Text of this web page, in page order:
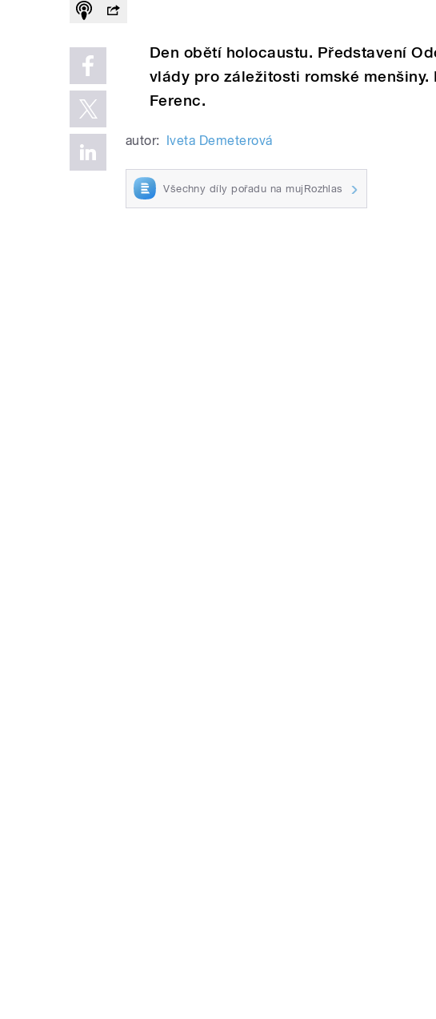
Den obětí holocaustu. Představení
vlády pro záležitosti romské
Ferenc.
autor: Iveta Demeterová
Všechny díly pořadu na mujRozhlas